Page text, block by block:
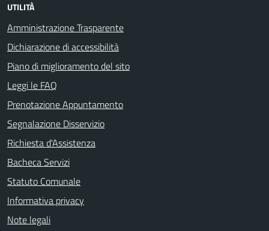
UTILITÀ
Amministrazione Trasparente
Dichiarazione di accessibilità
Piano di miglioramento del sito
Leggi le FAQ
Prenotazione Appuntamento
Segnalazione Disservizio
Richiesta d'Assistenza
Bacheca Servizi
Statuto Comunale
Informativa privacy
Note legali